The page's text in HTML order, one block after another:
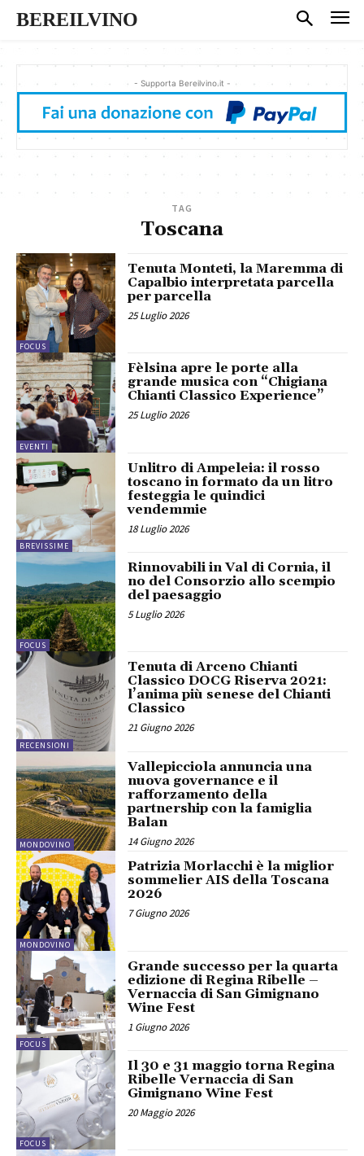
BEREILVINO
- Supporta Bereilvino.it -
TAG
Toscana
FOCUS
Tenuta Monteti, la Maremma di
Capalbio interpretata parcella
per parcella
25 Luglio 2026
EVENTI
Fèlsina apre le porte alla
grande musica con “Chigiana
Chianti Classico Experience”
25 Luglio 2026
BREVISSIME
Unlitro di Ampeleia: il rosso
toscano in formato da un litro
festeggia le quindici
vendemmie
18 Luglio 2026
FOCUS
Rinnovabili in Val di Cornia, il
no del Consorzio allo scempio
del paesaggio
5 Luglio 2026
RECENSIONI
Tenuta di Arceno Chianti
Classico DOCG Riserva 2021:
l’anima più senese del Chianti
Classico
21 Giugno 2026
MONDOVINO
Vallepicciola annuncia una
nuova governance e il
rafforzamento della
partnership con la famiglia
Balan
14 Giugno 2026
MONDOVINO
Patrizia Morlacchi è la miglior
sommelier AIS della Toscana
2026
7 Giugno 2026
FOCUS
Grande successo per la quarta
edizione di Regina Ribelle –
Vernaccia di San Gimignano
Wine Fest
1 Giugno 2026
FOCUS
Il 30 e 31 maggio torna Regina
Ribelle Vernaccia di San
Gimignano Wine Fest
20 Maggio 2026